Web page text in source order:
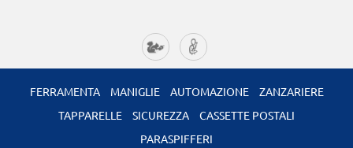
FERRAMENTA MANIGLIE AUTOMAZIONE
ZANZARIERE
TAPPARELLE
SICUREZZA
CASSETTE POSTALI
PARASPIFFERI